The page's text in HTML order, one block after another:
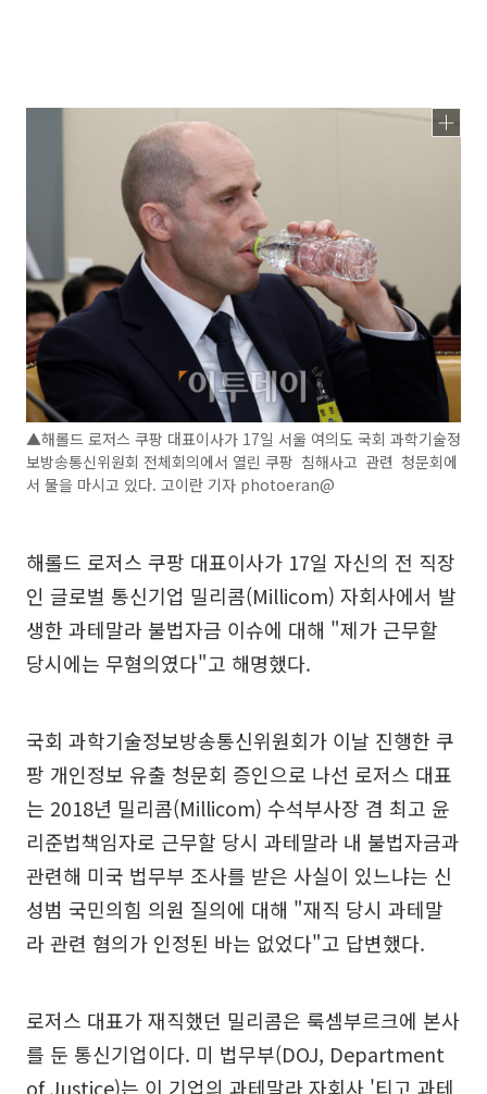
▲해롤드 로저스 쿠팡 대표이사가 17일 서울 여의도 국회 과학기술정
보방송통신위원회 전체회의에서 열린 쿠팡 침해사고 관련 청문회에
서 물을 마시고 있다. 고이란 기자 photoeran@
해롤드 로저스 쿠팡 대표이사가 17일 자신의 전 직장
인 글로벌 통신기업 밀리콤(Millicom) 자회사에서 발
생한 과테말라 불법자금 이슈에 대해 "제가 근무할
당시에는 무혐의였다"고 해명했다.
국회 과학기술정보방송통신위원회가 이날 진행한 쿠
팡 개인정보 유출 청문회 증인으로 나선 로저스 대표
는 2018년 밀리콤(Millicom) 수석부사장 겸 최고 윤
리준법책임자로 근무할 당시 과테말라 내 불법자금과
관련해 미국 법무부 조사를 받은 사실이 있느냐는 신
성범 국민의힘 의원 질의에 대해 "재직 당시 과테말
라 관련 혐의가 인정된 바는 없었다"고 답변했다.
로저스 대표가 재직했던 밀리콤은 룩셈부르크에 본사
를 둔 통신기업이다. 미 법무부(DOJ, Department
of Justice)는 이 기업의 과테말라 자회사 '티고 과테